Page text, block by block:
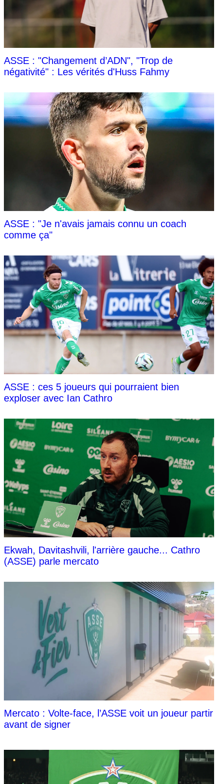
ASSE : "Changement d’ADN", "Trop de
négativité" : Les vérités d'Huss Fahmy
ASSE : "Je n'avais jamais connu un coach
comme ça"
ASSE : ces 5 joueurs qui pourraient bien
exploser avec Ian Cathro
Ekwah, Davitashvili, l'arrière gauche... Cathro
(ASSE) parle mercato
Mercato : Volte-face, l’ASSE voit un joueur partir
avant de signer